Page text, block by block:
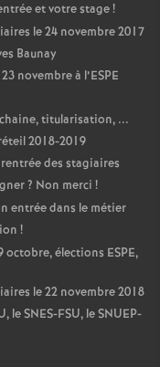
et votre stage!
le 24 novembre 2017
Baunay
novembre à l’ESPE
titularisation, ...
2018-2019
des stagiaires
? Non merci !
entrée dans le métier
!
octobre, élections ESPE,
le 22 novembre 2018
, leSNES-FSU, leSNUEP-